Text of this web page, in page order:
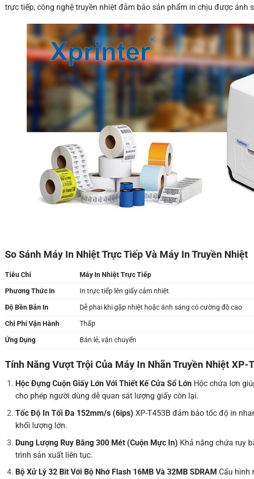
trực tiếp, công nghệ truyền nhiệt đảm bảo sản phẩm in chịu được ánh
So Sánh Máy In Nhiệt Trực Tiếp Và Máy In Truyền Nhiệt
Tiêu Chí Máy In Nhiệt Trực Tiếp
Phương Thức In
In trực tiếp lên giấy cảm nhiệt
Độ Bền Bản In
Dễ phai khi gặp nhiệt hoặc ánh sáng có cường độ cao
Chi Phí Vận Hành
Thấp
Ứng Dụng
Bán lẻ, vận chuyển
Tính Năng Vượt Trội Của Máy In Nhãn Truyền Nhiệt XP-
Hộc Đựng Cuộn Giấy Lớn Với Thiết Kế Cửa Sổ LớnHộc chứa lơn
cho phép người dùng dễ quan sát lượng giấy còn lại.
Tốc Độ In Tối Đa 152mm/s (6ips) XP-T453B đảm bảo tốc độ in
khối lượng lớn.
Dung Lượng Ruy Băng 300 Mét (Cuộn Mực In) Khả năng chứa ruy
trình sản xuất liên tục.
Bộ Xử Lý 32 Bit Với Bộ Nhớ Flash 16MB Và 32MB SDRAM Cấu hình